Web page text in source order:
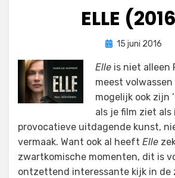
ELLE
doorFilmofiel.nl
Geplaatst
15 juni 2016
Elle is niet alleen
meest volwassen
mogelijk ook zijn
als je film ziet
provocatieve uitdagende kunst,
vermaak. Want ook al heeft Elle
zwartkomische momenten, dit is
ontzettend interessante kijk in de